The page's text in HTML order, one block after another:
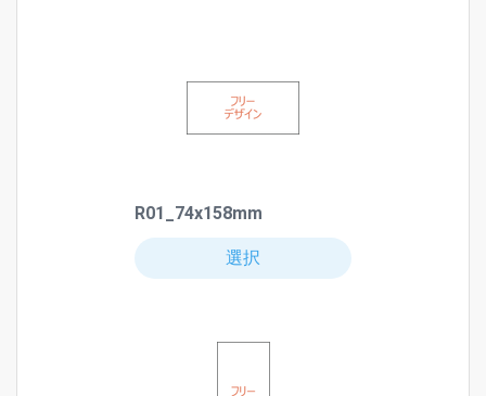
R01_74x158mm
選択